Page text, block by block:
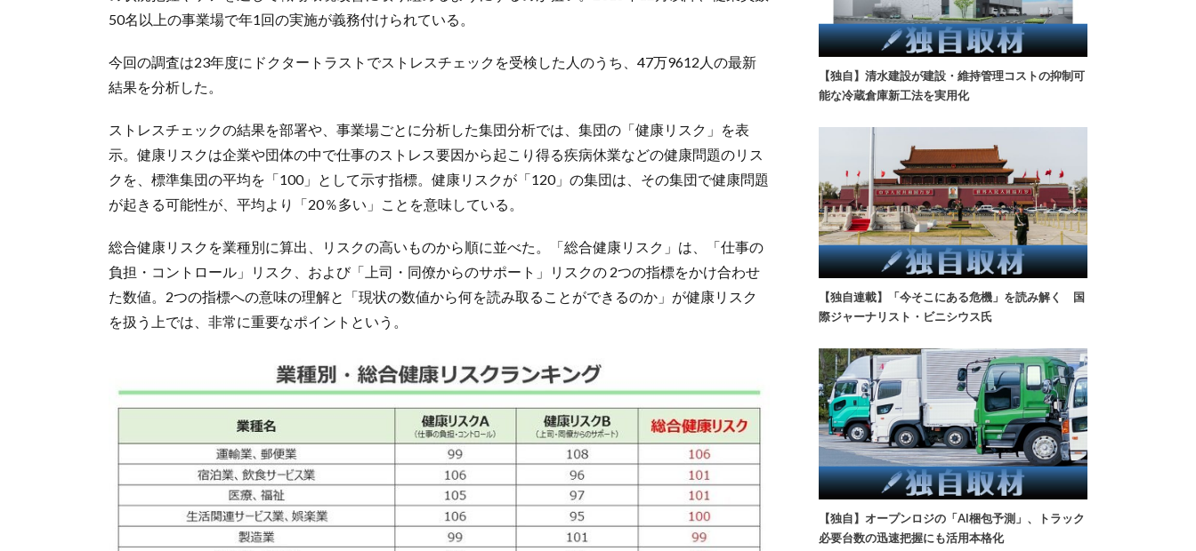
50名以上の事業場で年1回の実施が義務付けられている。
今回の調査は23年度にドクタートラストでストレスチェックを受検した人のうち、47万9612人の最新
結果を分析した。
ストレスチェックの結果を部署や、事業場ごとに分析した集団分析では、集団の「健康リスク」を表
示。健康リスクは企業や団体の中で仕事のストレス要因から起こり得る疾病休業などの健康問題のリス
クを、標準集団の平均を「100」として示す指標。健康リスクが「120」の集団は、その集団で健康問題
が起きる可能性が、平均より「20％多い」ことを意味している。
総合健康リスクを業種別に算出、リスクの高いものから順に並べた。「総合健康リスク」は、「仕事の
負担・コントロール」リスク、および「上司・同僚からのサポート」リスクの 2つの指標をかけ合わせ
た数値。2つの指標への意味の理解と「現状の数値から何を読み取ることができるのか」が健康リスク
を扱う上では、非常に重要なポイントという。
【独自】清水建設が建設・維持管理コストの抑制可
能な冷蔵倉庫新工法を実用化
【独自連載】「今そこにある危機」を読み解く 国
際ジャーナリスト・ビニシウス氏
【独自】オープンロジの「AI梱包予測」、トラック
必要台数の迅速把握にも活用本格化